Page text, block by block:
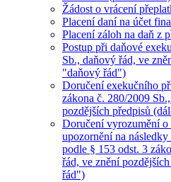
Žádost o vrácení
Placení daní na účet
Placení záloh na daň z
Postup při daňové
Sb., daňový řád, ve
"daňový řád")
Doručení exekučního
zákona č. 280/2009
pozdějších předpisů
Doručení vyrozumění
upozornění na
podle § 153 odst. 3
řád, ve znění
řád")